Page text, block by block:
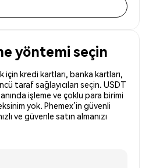
yöntemi seçin
için kredi kartları, banka kartları,
taraf sağlayıcıları seçin. USDT
işleme ve çoklu para birimi
yok. Phemex’in güvenli
ve güvenle satın almanızı